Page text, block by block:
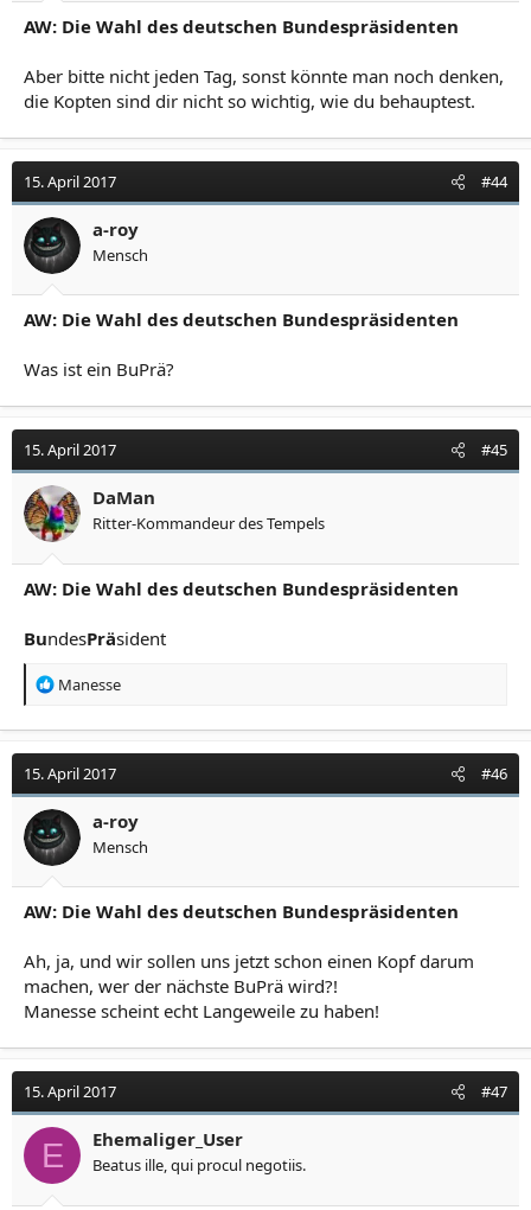
AW: Die Wahl des deutschen Bundespräsidenten
Aber bitte nicht jeden Tag, sonst könnte man noch denken,
die Kopten sind dir nicht so wichtig, wie du behauptest.
15. April 2017 #44
a-roy
Mensch
AW: Die Wahl des deutschen Bundespräsidenten
Was ist ein BuPrä?
15. April 2017 #45
DaMan
Ritter-Kommandeur des Tempels
AW: Die Wahl des deutschen Bundespräsidenten
BundesPräsident
R
a
t
i
o
n
e
Manesse
15. April 2017 #46
a-roy
Mensch
AW: Die Wahl des deutschen Bundespräsidenten
Ah, ja, und wir sollen uns jetzt schon einen Kopf darum
machen, wer der nächste BuPrä wird?!
Manesse scheint echt Langeweile zu haben!
15. April 2017 #47
E Ehemaliger_User
Beatus ille, qui procul negotiis.